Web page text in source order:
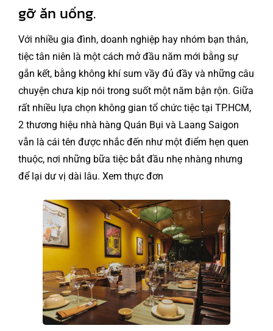
gỡ ăn uống.
Với nhiều gia đình, doanh nghiệp hay nhóm bạn thân,
tiệc tân niên là một cách mở đầu năm mới bằng sự
gắn kết, bằng không khí sum vầy đủ đầy và những câu
chuyện chưa kịp nói trong suốt một năm bận rộn. Giữa
rất nhiều lựa chọn không gian tổ chức tiệc tại TP.HCM,
2 thương hiệu nhà hàng Quán Bụi và Laang Saigon
vẫn là cái tên được nhắc đến như một điểm hẹn quen
thuộc, nơi những bữa tiệc bắt đầu nhẹ nhàng nhưng
để lại dư vị dài lâu. Xem thực đơn